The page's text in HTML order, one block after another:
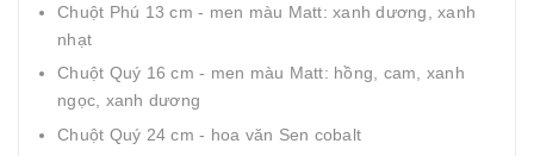
Chuột Phú 13 cm - men màu Matt: xanh dương, xanh
nhạt
Chuột Quý 16 cm - men màu Matt: hồng, cam, xanh
ngọc, xanh dương
Chuột Quý 24 cm - hoa văn Sen cobalt